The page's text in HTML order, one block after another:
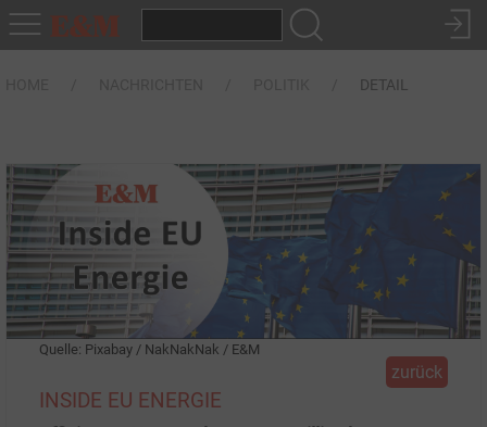
DETAIL
Quelle: Pixabay / NakNakNak / E&M
zurück
INSIDE EU ENERGIE